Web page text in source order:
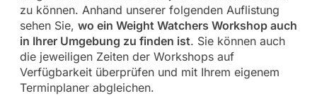
zu können. Anhand unserer folgenden Auflistung
sehen Sie, wo ein Weight Watchers Workshop auch
in Ihrer Umgebung zu finden ist. Sie können auch
die jeweiligen Zeiten der Workshops auf
Verfügbarkeit überprüfen und mit Ihrem eigenem
Terminplaner abgleichen.